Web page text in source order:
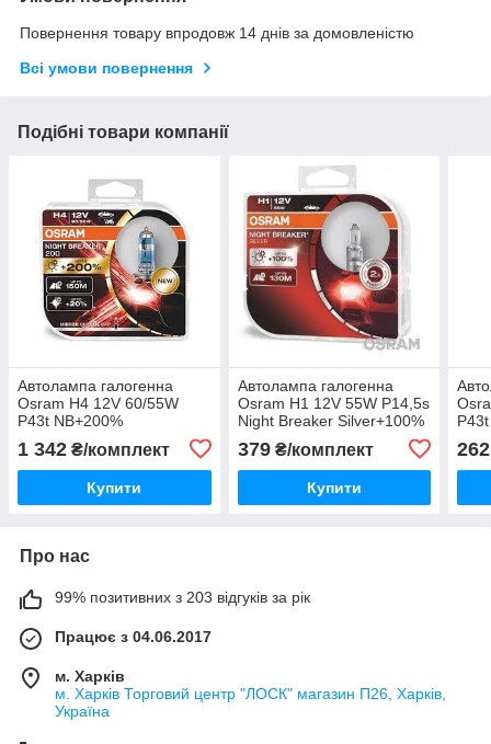
Повернення товару впродовж 14 днів за домовленістю
Всі умови повернення
Подібні товари компанії
Автолампа галогенна
Osram H4 12V 60/55W
P43t NB+200%
1 342 ₴/комплект
Купити
Автолампа галогенна
Osram H1 12V 55W P14,5s
Night Breaker Silver+100%
комплект 2 шт. 64150NBS-
2HB
379₴/комплект
Купити
262
Про нас
99% позитивних з 203 відгуків за рік
Працює з 04.06.2017
м. Харків
м. Харків Торговий центр "ЛОСК" магазин П26, Харків,
Україна